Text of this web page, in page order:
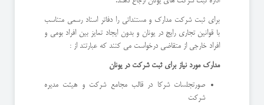
برای ثبت شرکت مدارک و مستنداتی را دفاتر اسناد رسمی متناسب
با قوانین تجاری رایج در یونان و بدون ایجاد تمایز بین افراد بومی و
افراد خارجی از متقاضی درخواست می کنند که عبارتند از :
مدارک مورد نیاز برای ثبت شرکت در یونان
صورتجلسات شرکا در قالب مجامع شرکت و هیئت مدیره
شرکت